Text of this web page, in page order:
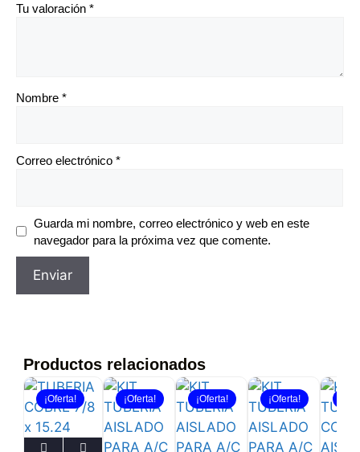
Tu valoración *
Nombre *
Correo electrónico *
Guarda mi nombre, correo electrónico y web en este
navegador para la próxima vez que comente.
Productos relacionados
¡Oferta! ¡Oferta! ¡Oferta! ¡Oferta!